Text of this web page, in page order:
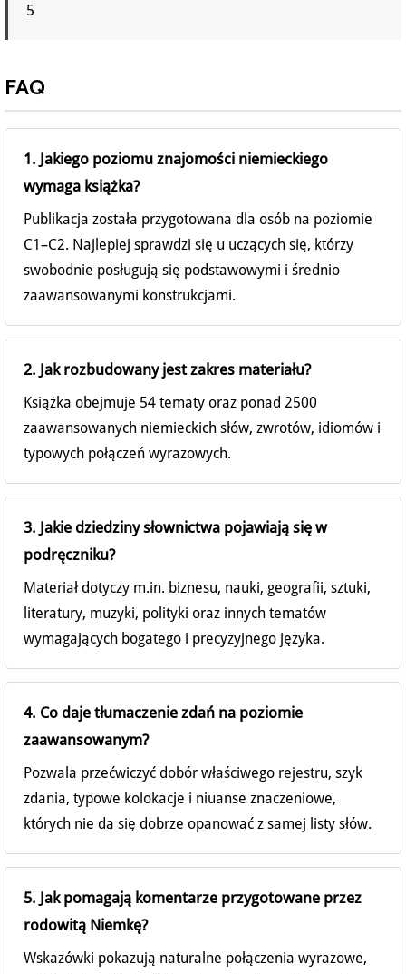
5
FAQ
1. Jakiego poziomu znajomości niemieckiego
wymaga książka?
Publikacja została przygotowana dla osób na poziomie
C1–C2. Najlepiej sprawdzi się u uczących się, którzy
swobodnie posługują się podstawowymi i średnio
zaawansowanymi konstrukcjami.
2. Jak rozbudowany jest zakres materiału?
Książka obejmuje 54 tematy oraz ponad 2500
zaawansowanych niemieckich słów, zwrotów, idiomów i
typowych połączeń wyrazowych.
3. Jakie dziedziny słownictwa pojawiają się w
podręczniku?
Materiał dotyczy m.in. biznesu, nauki, geografii, sztuki,
literatury, muzyki, polityki oraz innych tematów
wymagających bogatego i precyzyjnego języka.
4. Co daje tłumaczenie zdań na poziomie
zaawansowanym?
Pozwala przećwiczyć dobór właściwego rejestru, szyk
zdania, typowe kolokacje i niuanse znaczeniowe,
których nie da się dobrze opanować z samej listy słów.
5. Jak pomagają komentarze przygotowane przez
rodowitą Niemkę?
Wskazówki pokazują naturalne połączenia wyrazowe,